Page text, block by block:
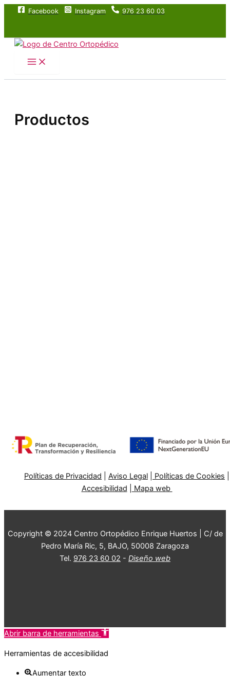
Facebook Instagram 976 23 60 03
Main
Menu
Productos
Políticas de Privacidad Aviso Legal Políticas de Cookies
Accesibilidad
Mapa web
Copyright © 2024 Centro Ortopédico Enrique Huertos | C/ de
Pedro María Ric, 5, BAJO, 50008 Zaragoza
Tel. 976 23 60 02 - Diseño web
Abrir barra de herramientas
Herramientas de accesibilidad
Aumentar texto